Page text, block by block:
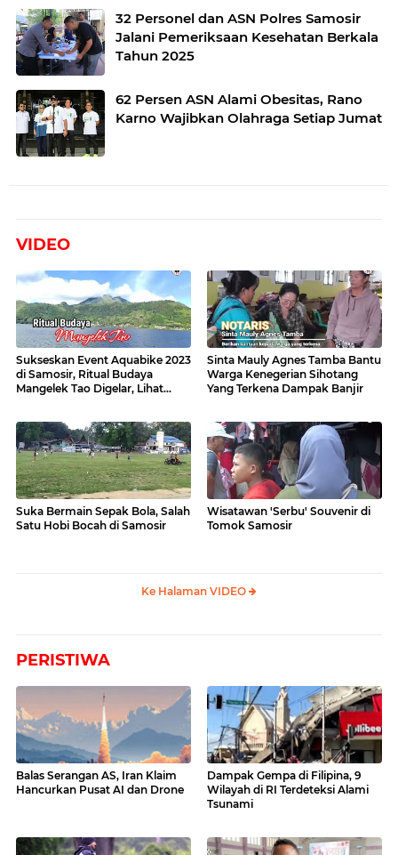
32 Personel dan ASN Polres Samosir
Jalani Pemeriksaan Kesehatan Berkala
Tahun 2025
62 Persen ASN Alami Obesitas, Rano
Karno Wajibkan Olahraga Setiap Jumat
VIDEO
Sukseskan Event Aquabike 2023
di Samosir, Ritual Budaya
Mangelek Tao Digelar, Lihat
Sinta Mauly Agnes Tamba Bantu
Warga Kenegerian Sihotang
Yang Terkena Dampak Banjir
Suka Bermain Sepak Bola, Salah
Satu Hobi Bocah di Samosir
Wisatawan 'Serbu' Souvenir di
Tomok Samosir
Ke Halaman VIDEO
PERISTIWA
Balas Serangan AS, Iran Klaim
Hancurkan Pusat AI dan Drone
Dampak Gempa di Filipina, 9
Wilayah di RI Terdeteksi Alami
Tsunami